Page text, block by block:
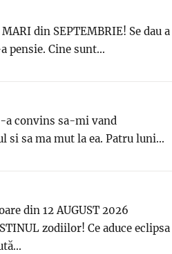
din SEPTEMBRIE! Se dau a
pensie. Cine sunt...
a convins sa-mi vand
si sa ma mut la ea. Patru luni...
din 12 AUGUST 2026
zodiilor! Ce aduce eclipsa